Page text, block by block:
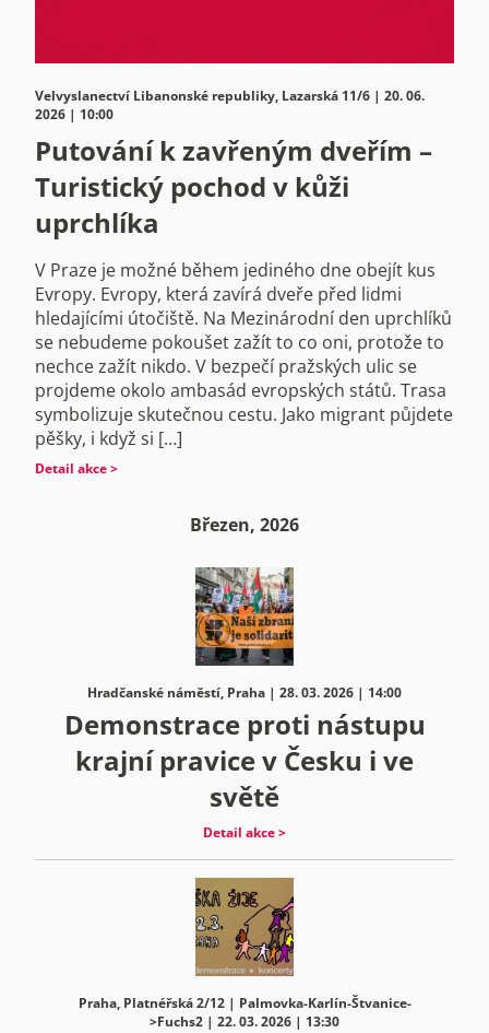
Velvyslanectví Libanonské republiky, Lazarská 11/6 | 20. 06.
2026 | 10:00
Putování k zavřeným dveřím –
Turistický pochod v kůži
uprchlíka
V Praze je možné během jediného dne obejít kus
Evropy. Evropy, která zavírá dveře před lidmi
hledajícími útočiště. Na Mezinárodní den uprchlíků
se nebudeme pokoušet zažít to co oni, protože to
nechce zažít nikdo. V bezpečí pražských ulic se
projdeme okolo ambasád evropských států. Trasa
symbolizuje skutečnou cestu. Jako migrant půjdete
pěšky, i když si […]
Detail akce >
Březen, 2026
Hradčanské náměstí, Praha | 28. 03. 2026 | 14:00
Demonstrace proti nástupu
krajní pravice v Česku i ve
světě
Detail akce >
Praha, Platnéřská 2/12 | Palmovka-Karlín-Štvanice-
>Fuchs2 | 22. 03. 2026 | 13:30